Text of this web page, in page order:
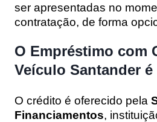
ser apresentadas no
contratação, de forma
O Empréstimo com
Veículo Santander
O crédito é oferecido pela
Financiamentos,